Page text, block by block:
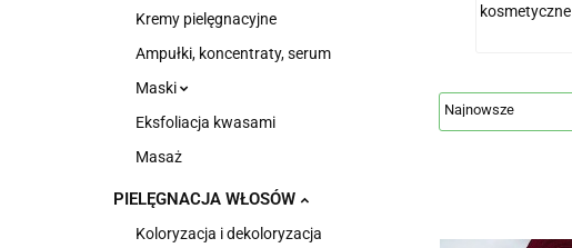
Kremy pielęgnacyjne
Ampułki, koncentraty, serum
Maski
Eksfoliacja kwasami
Masaż
PIELĘGNACJA WŁOSÓW
Koloryzacja i dekoloryzacja
kosmetyczne